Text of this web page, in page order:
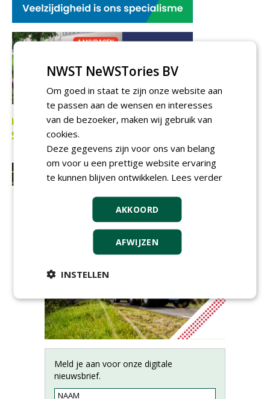
Meld je aan voor onze digitale
nieuwsbrief.
NWST NeWSTories BV
Om goed in staat te zijn onze website aan
te passen aan de wensen en interesses
van de bezoeker, maken wij gebruik van
cookies.
Deze gegevens zijn voor ons van belang
om voor u een prettige website ervaring
te kunnen blijven ontwikkelen. Lees verder
AKKOORD
AFWIJZEN
INSTELLEN